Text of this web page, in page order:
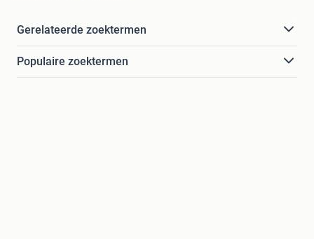
Gerelateerde zoektermen
Populaire zoektermen